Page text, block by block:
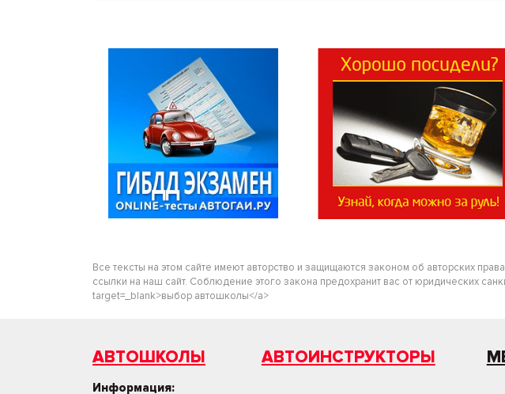
Все тексты на этом сайте имеют авторство и защищаются законом об авторских
ссылки на наш сайт. Соблюдение этого закона предохранит вас от юридических
target=_blank>выбор автошколы</a>
АВТОШКОЛЫ АВТОИНСТРУКТОРЫ
Информация: